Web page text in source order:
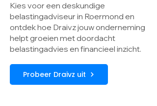
Kies voor een deskundige
belastingadviseur in Roermond en
ontdek hoe Draivz jouw onderneming
helpt groeien met doordacht
belastingadvies en financieel inzicht.
Probeer Draivz uit